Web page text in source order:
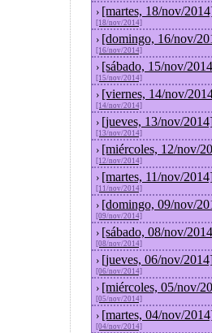
› [martes, 18/nov/
[18/nov/2014]
› [domingo, 16/nov/
[16/nov/2014]
› [sábado, 15/nov/
[15/nov/2014]
› [viernes, 14/nov/
[14/nov/2014]
› [jueves, 13/nov/
[13/nov/2014]
› [miércoles, 12/nov/
[12/nov/2014]
› [martes, 11/nov/
[11/nov/2014]
› [domingo, 09/nov/
[09/nov/2014]
› [sábado, 08/nov/
[08/nov/2014]
› [jueves, 06/nov/
[06/nov/2014]
› [miércoles, 05/nov/
[05/nov/2014]
› [martes, 04/nov/
[04/nov/2014]